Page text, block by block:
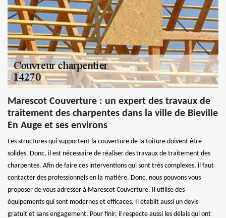
Marescot Couverture : un expert des travaux de
traitement des charpentes dans la ville de Bieville
En Auge et ses environs
Les structures qui supportent la couverture de la toiture doivent être
solides. Donc, il est nécessaire de réaliser des travaux de traitement des
charpentes. Afin de faire ces interventions qui sont très complexes, il faut
contacter des professionnels en la matière. Donc, nous pouvons vous
proposer de vous adresser à Marescot Couverture. Il utilise des
équipements qui sont modernes et efficaces. Il établit aussi un devis
gratuit et sans engagement. Pour finir, il respecte aussi les délais qui ont